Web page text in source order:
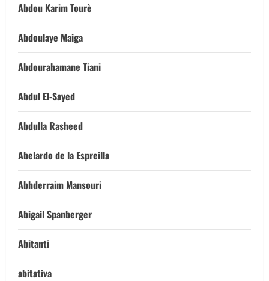
Abdou Karim Tourè
Abdoulaye Maiga
Abdourahamane Tiani
Abdul El-Sayed
Abdulla Rasheed
Abelardo de la Espreilla
Abhderraim Mansouri
Abigail Spanberger
Abitanti
abitativa